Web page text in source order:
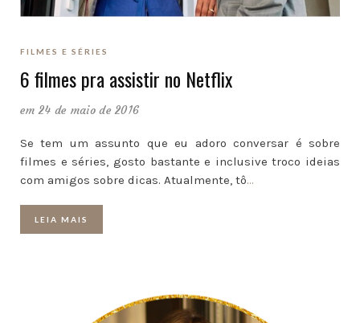
FILMES E SÉRIES
6 filmes pra assistir no Netflix
em 24 de maio de 2016
Se tem um assunto que eu adoro conversar é sobre
filmes e séries, gosto bastante e inclusive troco ideias
com amigos sobre dicas. Atualmente, tô…
LEIA MAIS